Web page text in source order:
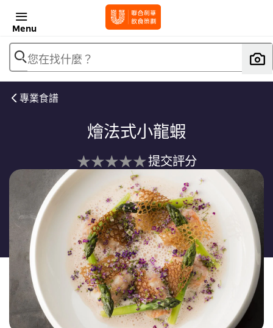
Menu
您在找什麼？
專業食譜
燴法式小龍蝦
没
有
为
这
个
recipe
提
交
评
级
提交評分